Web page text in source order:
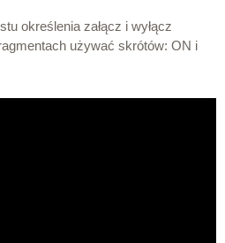
określenia załącz i wyłącz
używać skrótów: ON i